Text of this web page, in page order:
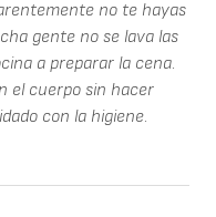
no te hayas
gente no se lava las
a preparar la cena.
el cuerpo sin hacer
con la higiene.